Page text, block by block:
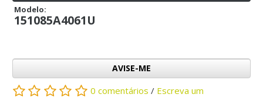
Modelo:
151085A4061U
AVISE-ME
0 comentários / Escreva um